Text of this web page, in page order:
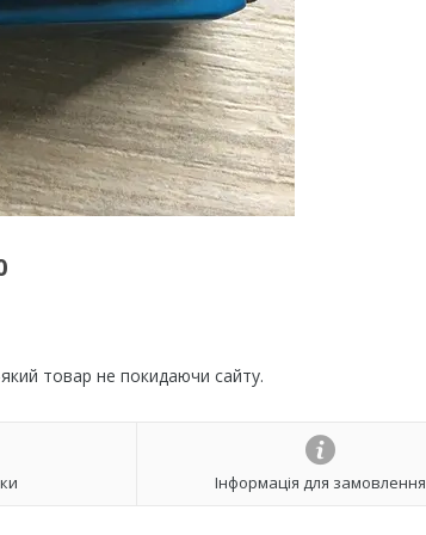
товар не покидаючи сайту.
Інформація для замовлення